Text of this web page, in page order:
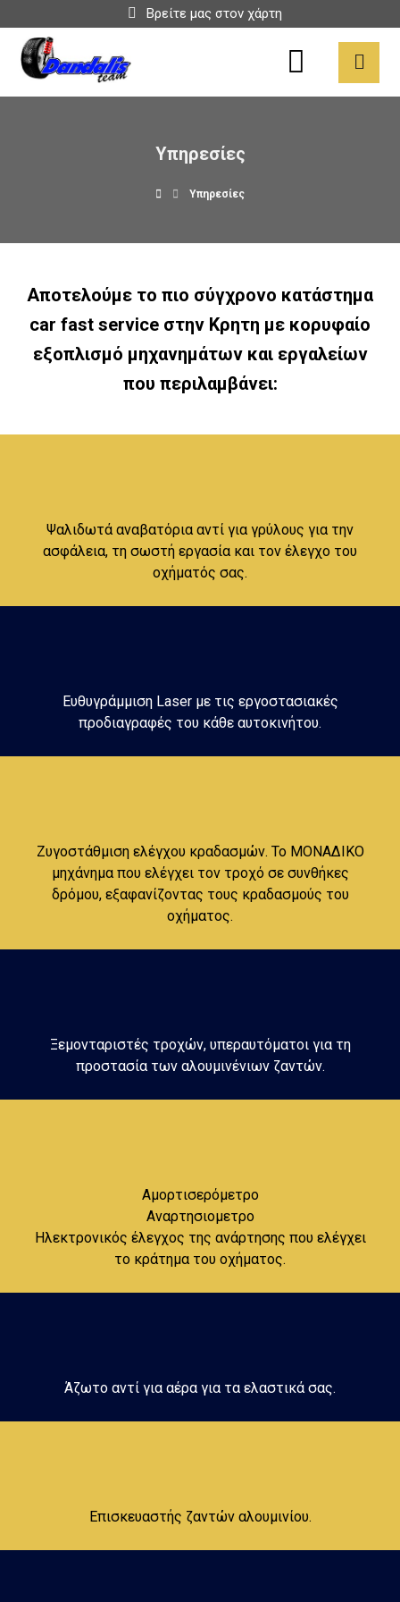
Βρείτε μας στον χάρτη
Υπηρεσίες
Υπηρεσίες
Αποτελούμε το πιο σύγχρονο κατάστημα
car fast service στην Κρητη με κορυφαίο
εξοπλισμό μηχανημάτων και εργαλείων
που περιλαμβάνει:
Ψαλιδωτά αναβατόρια αντί για γρύλους για την
ασφάλεια, τη σωστή εργασία και τον έλεγχο του
οχήματός σας.
Ευθυγράμμιση Laser με τις εργοστασιακές
προδιαγραφές του κάθε αυτοκινήτου.
Ζυγοστάθμιση ελέγχου κραδασμών. Το ΜΟΝΑΔΙΚΟ
μηχάνημα που ελέγχει τον τροχό σε συνθήκες
δρόμου, εξαφανίζοντας τους κραδασμούς του
οχήματος.
Ξεμονταριστές τροχών, υπεραυτόματοι για τη
προστασία των αλουμινένιων ζαντών.
Αμορτισερόμετρο
Αναρτησιομετρο
Ηλεκτρονικός έλεγχος της ανάρτησης που ελέγχει
το κράτημα του οχήματος.
Άζωτο αντί για αέρα για τα ελαστικά σας.
Επισκευαστής ζαντών αλουμινίου.